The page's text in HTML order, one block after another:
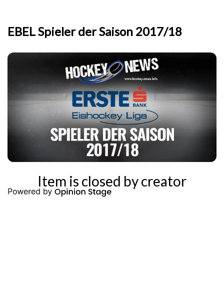
EBEL Spieler der Saison 2017/18
Item is closed by creator